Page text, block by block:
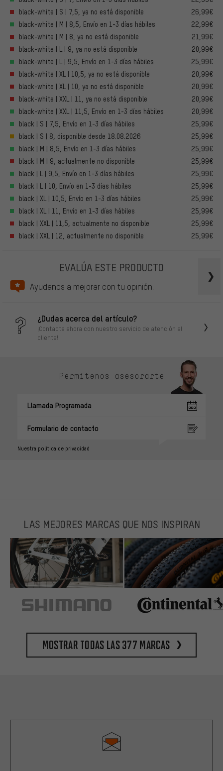
black-white | S | 7,5, ya no está disponible
26,99€
black-white | M | 8,5, Envío en 1-3 días hábiles
22,99€
black-white | M | 8, ya no está disponible
21,99€
black-white | L | 9, ya no está disponible
20,99€
black-white | L | 9,5, Envío en 1-3 días hábiles
25,99€
black-white | XL | 10,5, ya no está disponible
20,99€
black-white | XL | 10, ya no está disponible
20,99€
black-white | XXL | 11, ya no está disponible
20,99€
black-white | XXL | 11,5, Envío en 1-3 días hábiles
20,99€
black | S | 7,5, Envío en 1-3 días hábiles
25,99€
black | S | 8, disponible desde 18.08.2026
25,99€
black | M | 8,5, Envío en 1-3 días hábiles
25,99€
black | M | 9, actualmente no disponible
25,99€
black | L | 9,5, Envío en 1-3 días hábiles
25,99€
black | L | 10, Envío en 1-3 días hábiles
25,99€
black | XL | 10,5, Envío en 1-3 días hábiles
25,99€
black | XL | 11, Envío en 1-3 días hábiles
25,99€
black | XXL | 11,5, actualmente no disponible
25,99€
black | XXL | 12, actualmente no disponible
25,99€
EVALÚA ESTE PRODUCTO
Ayudanos a mejorar con tu opinión.
¿Dudas acerca del artículo?
¡Contacta ahora con nuestro servicio de atención al
cliente!
Permítenos asesorarte
Llamada Programada
Formulario de contacto
Nuestra política de privacidad
LAS MEJORES MARCAS QUE NOS INSPIRAN
Mostrar todas las 377 marcas